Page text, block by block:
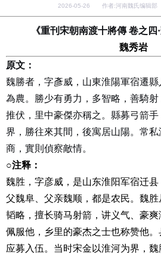
2026-05-26 作者:河南魏氏编辑
《重刊宋朝南渡十將傳 卷之四·
魏秀岩
原文：
魏勝者，字彥威，山東淮陽軍宿遷
為農。勝少有勇力，多智略，善騎
推伏，里中豪傑亦稱之。縣募弓箭
界，勝往來其間，後寓居山陽。常
商，實則偵察敵情。
○注释：
魏胜，字彦威，是山东淮阳军宿迁
父魏阜、父亲魏顺，都是农民。魏
韬略，擅长骑马射箭，讲义气、豪
佩服他，乡里的豪杰之士也称赞他
应募入伍。当时宋金以淮河为界，